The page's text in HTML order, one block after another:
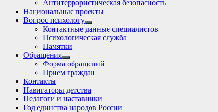
Антитеррористическая безопасность
Национальные проекты
Вопрос психологу
Show
sub
menu
Контактные данные специалистов
Психологическая служба
Памятки
Обращения
Show
sub
menu
Форма обращений
Прием граждан
Контакты
Навигаторы детства
Педагоги и наставники
Год единства народов России